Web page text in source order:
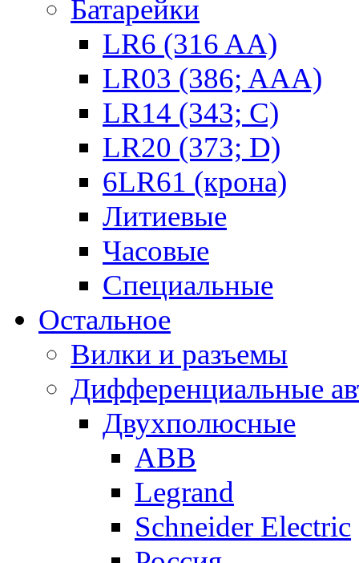
Батарейки
LR6 (316 AA)
LR03 (386; AAA)
LR14 (343; C)
LR20 (373; D)
6LR61 (крона)
Литиевые
Часовые
Специальные
Остальное
Вилки и разъемы
Дифференциальные
Двухполюсные
ABB
Legrand
Schneider Electric